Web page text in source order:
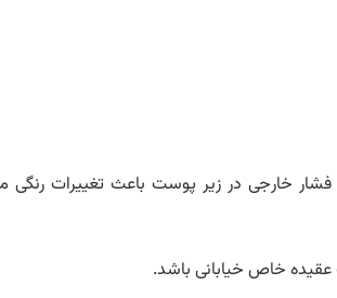
فشار خارجی در زیر پوست باعث تغییرات رنگی
عقیده خاص خیابانی باشد.